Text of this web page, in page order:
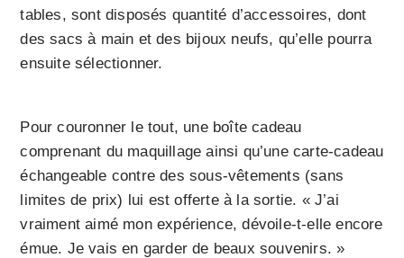
tables, sont disposés quantité d’accessoires, dont
des sacs à main et des bijoux neufs, qu’elle pourra
ensuite sélectionner.
Pour couronner le tout, une boîte cadeau
comprenant du maquillage ainsi qu’une carte-cadeau
échangeable contre des sous-vêtements (sans
limites de prix) lui est offerte à la sortie. « J’ai
vraiment aimé mon expérience, dévoile-t-elle encore
émue. Je vais en garder de beaux souvenirs. »